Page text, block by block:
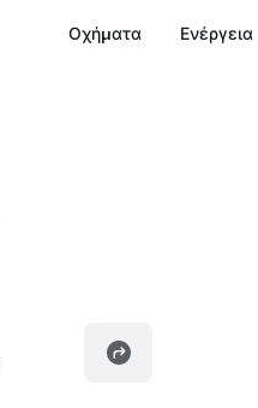
Οχήματα Ενέργεια